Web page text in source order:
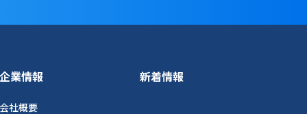
企業情報
会社概要
新着情報